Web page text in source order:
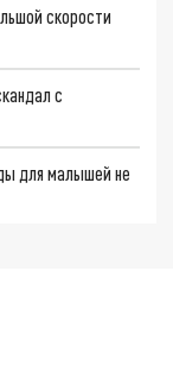
скорости
с
для малышей не